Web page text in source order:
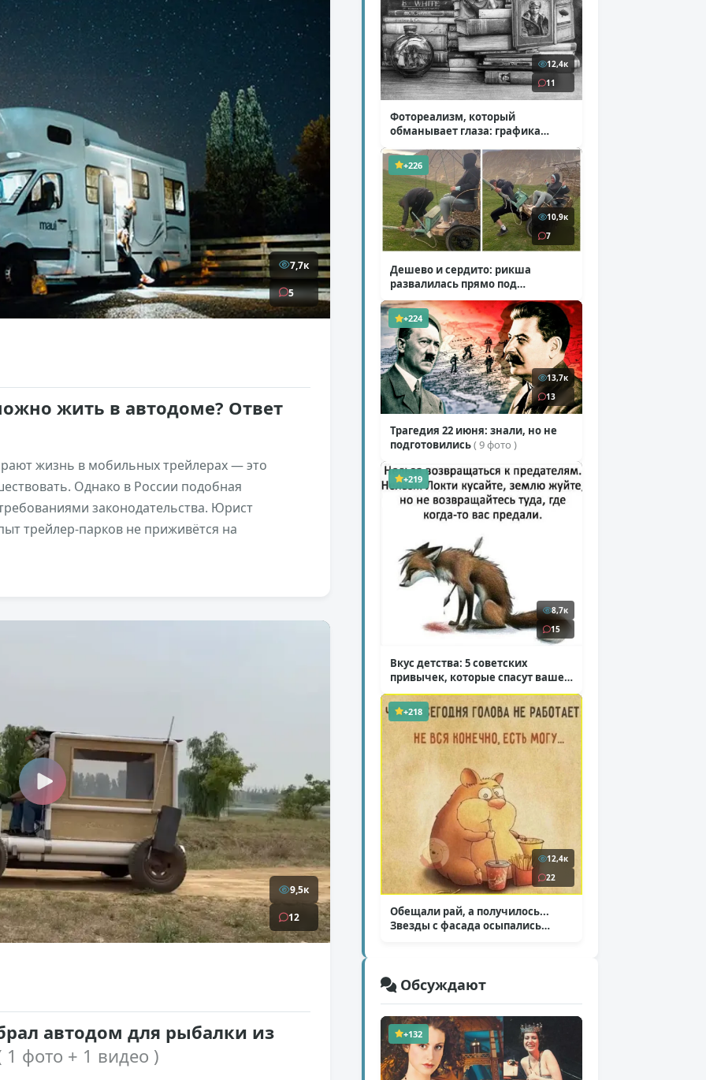
7,7к
5
жить в автодоме? Ответ
жизнь в мобильных трейлерах — это
Однако в России подобная
законодательства. Юрист
трейлер-парков не приживётся на
9,5к
12
автодом для рыбалки из
1 фото + 1 видео )
12,4к
11
Фотореализм, который
обманывает глаза: графика
+226
10,9к
7
Дешево и сердито: рикша
развалилась прямо под
туристкой( 1 фото + 1 видео )
+224
13,7к
13
Трагедия 22 июня: знали, но не
подготовились( 9 фото )
+219
8,7к
15
Вкус детства: 5 советских
привычек, которые спасут ваше
здоровье( 2 фото )
+218
12,4к
22
Обещали рай, а получилось...
Звезды с фасада осыпались
Обсуждают
+132